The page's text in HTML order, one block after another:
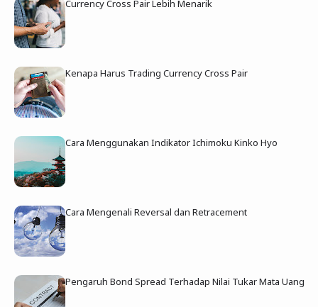
Currency Cross Pair Lebih Menarik
Kenapa Harus Trading Currency Cross Pair
Cara Menggunakan Indikator Ichimoku Kinko Hyo
Cara Mengenali Reversal dan Retracement
Pengaruh Bond Spread Terhadap Nilai Tukar Mata Uang